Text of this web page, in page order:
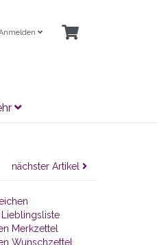
nächster Artikel
Lieblingsliste
Merkzettel
Wunschzettel